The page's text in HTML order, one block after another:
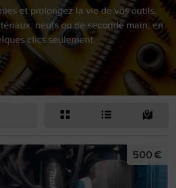
et prolongez la vie de vos outils,
neufs ou de seconde main, en
clics seulement.
500 €